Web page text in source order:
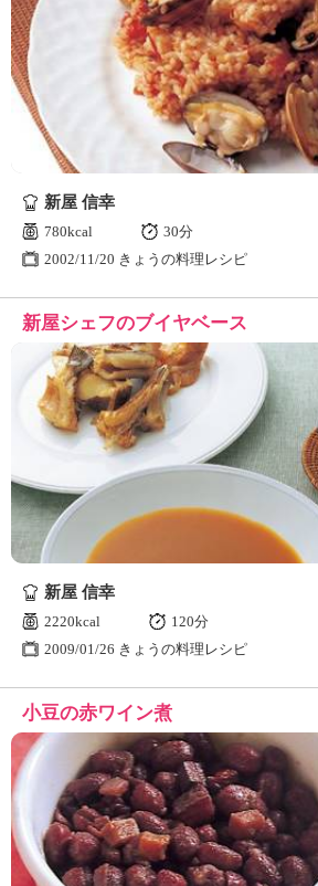
新屋 信幸
780kcal
30分
2002/11/20 きょうの料理レシピ
新屋シェフのブイヤベース
新屋 信幸
2220kcal
120分
2009/01/26 きょうの料理レシピ
小豆の赤ワイン煮